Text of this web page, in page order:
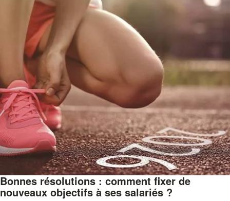
Bonnes résolutions : comment fixer de
nouveaux objectifs à ses salariés ?